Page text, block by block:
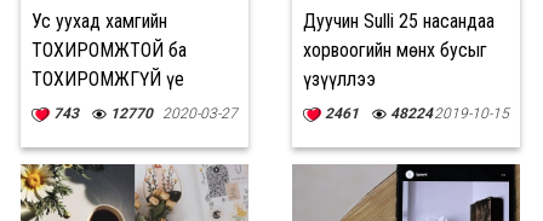
Ус уухад хамгийн
ТОХИРОМЖТОЙ ба
ТОХИРОМЖГҮЙ үе
743 12770 2020-03-27
Дуучин Sulli 25 насандаа
хорвоогийн мөнх бусыг
үзүүллээ
2461 482242019-10-15